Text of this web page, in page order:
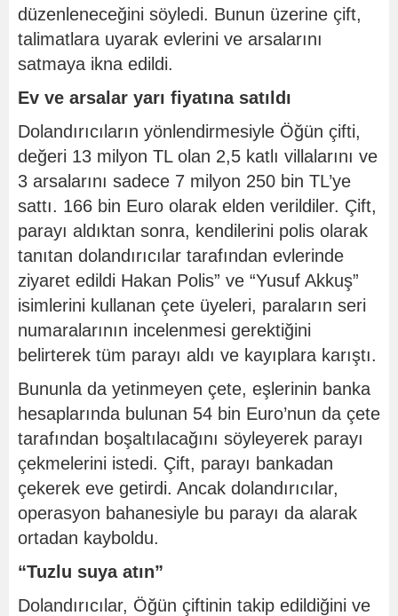
düzenleneceğini söyledi. Bunun üzerine çift,
talimatlara uyarak evlerini ve arsalarını
satmaya ikna edildi.
Ev ve arsalar yarı fiyatına satıldı
Dolandırıcıların yönlendirmesiyle Öğün çifti,
değeri 13 milyon TL olan 2,5 katlı villalarını ve
3 arsalarını sadece 7 milyon 250 bin TL’ye
sattı. 166 bin Euro olarak elden verildiler. Çift,
parayı aldıktan sonra, kendilerini polis olarak
tanıtan dolandırıcılar tarafından evlerinde
ziyaret edildi Hakan Polis” ve “Yusuf Akkuş”
isimlerini kullanan çete üyeleri, paraların seri
numaralarının incelenmesi gerektiğini
belirterek tüm parayı aldı ve kayıplara karıştı.
Bununla da yetinmeyen çete, eşlerinin banka
hesaplarında bulunan 54 bin Euro’nun da çete
tarafından boşaltılacağını söyleyerek parayı
çekmelerini istedi. Çift, parayı bankadan
çekerek eve getirdi. Ancak dolandırıcılar,
operasyon bahanesiyle bu parayı da alarak
ortadan kayboldu.
“Tuzlu suya atın”
Dolandırıcılar, Öğün çiftinin takip edildiğini ve